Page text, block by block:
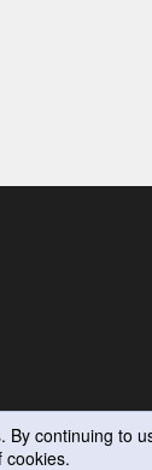
By continuing to
cookies.